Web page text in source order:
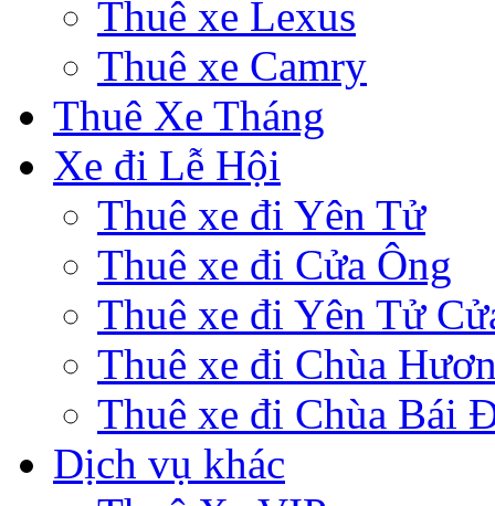
Thuê xe Lexus
Thuê xe Camry
Thuê Xe Tháng
Xe đi Lễ Hội
Thuê xe đi Yên Tử
Thuê xe đi Cửa Ông
Thuê xe đi Yên Tử
Thuê xe đi Chùa
Thuê xe đi Chùa Bái
Dịch vụ khác